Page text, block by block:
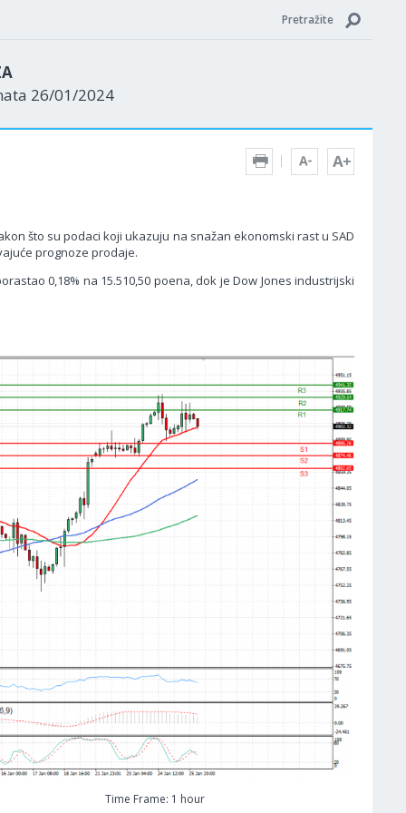
Pretražite
26/01/2024
što su podaci koji ukazuju na snažan ekonomski rast u SAD
prognoze prodaje.
0,18% na 15.510,50 poena, dok je Dow Jones industrijski
Time Frame: 1 hour